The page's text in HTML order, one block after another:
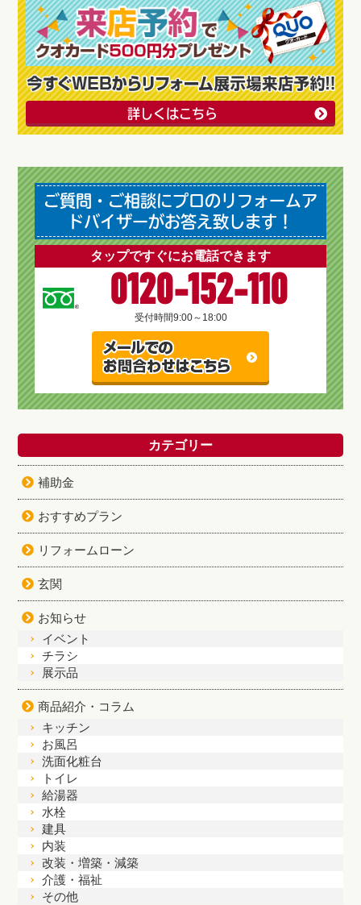
詳しくはこちら
ご質問・ご相談にプロのリフォームア
ドバイザーがお答え致します！
タップですぐにお電話できます
0120-152-110
受付時間9:00～18:00
カテゴリー
補助金
おすすめプラン
リフォームローン
玄関
お知らせ
イベント
チラシ
展示品
商品紹介・コラム
キッチン
お風呂
洗面化粧台
トイレ
給湯器
水栓
建具
内装
改装・増築・減築
介護・福祉
その他